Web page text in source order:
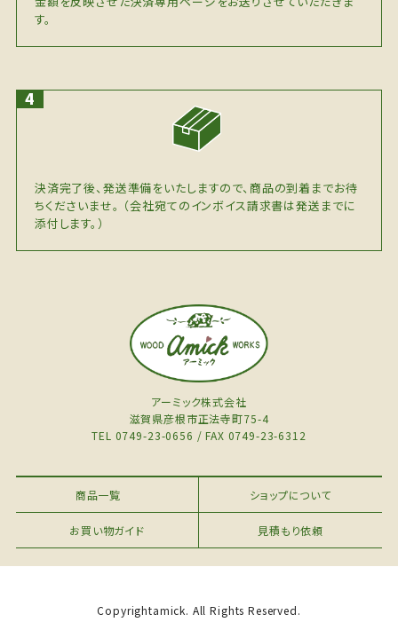
す。
決済完了後、発送準備をいたしますので、商品の到着までお待
ちくださいませ。 （会社宛てのインボイス請求書は発送までに
添付します。）
アーミック株式会社
滋賀県彦根市正法寺町75-4
TEL 0749-23-0656 / FAX 0749-23-6312
商品一覧 ショップについて
お買い物ガイド 見積もり依頼
Copyrightamick. All Rights Reserved.